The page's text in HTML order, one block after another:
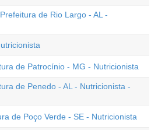
de Rio Largo - AL -
de Patrocínio - MG - Nutricionista
de Penedo - AL - Nutricionista -
de Poço Verde - SE - Nutricionista